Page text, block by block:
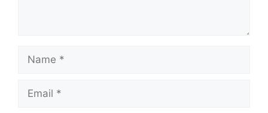
Name
Email